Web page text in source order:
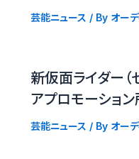
芸能ニュース / By オー
新仮面ライダー（
アプロモーショ
芸能ニュース / By オー